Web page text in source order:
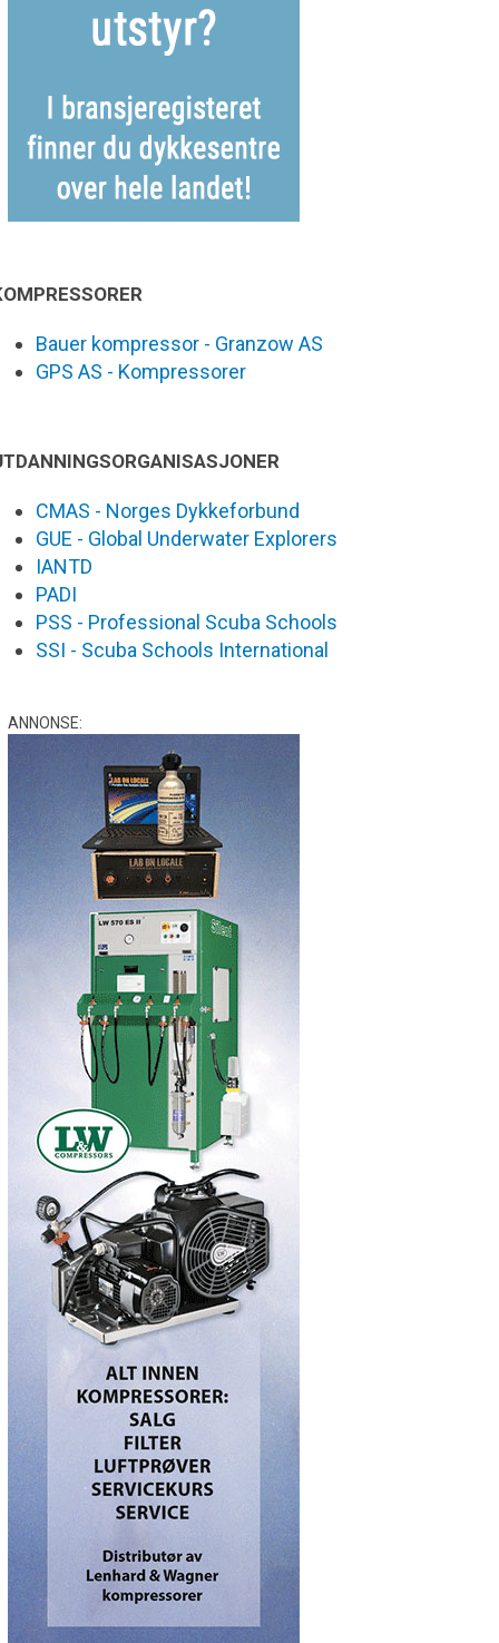
Bauer kompressor - Granzow AS
GPS AS - Kompressorer
CMAS - Norges Dykkeforbund
GUE - Global Underwater Explorers
IANTD
PADI
PSS - Professional Scuba Schools
SSI - Scuba Schools International
ANNONSE: